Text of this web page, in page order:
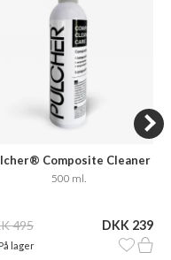
Composite Cleaner
Care
500 ml.
495 DKK 239
På lager